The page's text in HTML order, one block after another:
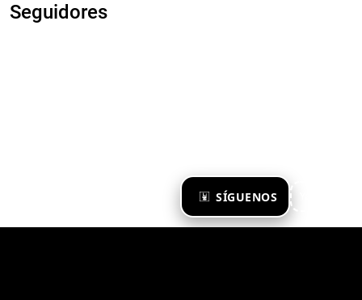
SÍGUENOS
Seguidores